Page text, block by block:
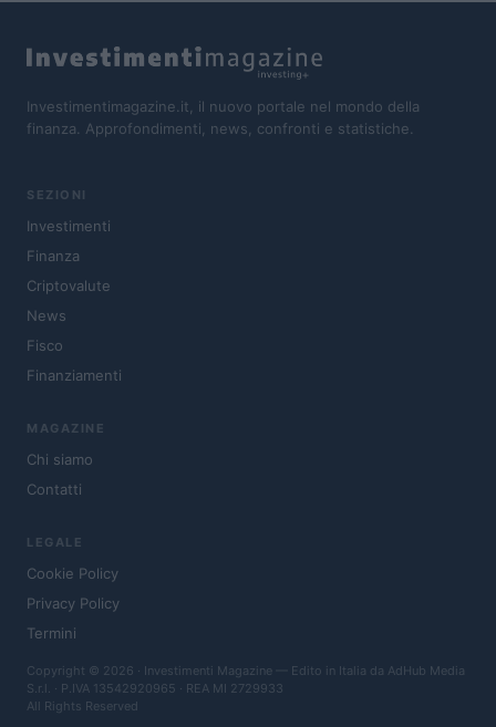
Investimentimagazine.it, il nuovo portale nel mondo della
finanza. Approfondimenti, news, confronti e statistiche.
SEZIONI
Investimenti
Finanza
Criptovalute
News
Fisco
Finanziamenti
MAGAZINE
Chi siamo
Contatti
LEGALE
Cookie Policy
Privacy Policy
Termini
Copyright © 2026 · Investimenti Magazine — Edito in Italia da AdHub Media
S.r.l. · P.IVA 13542920965 · REA MI 2729933
All Rights Reserved